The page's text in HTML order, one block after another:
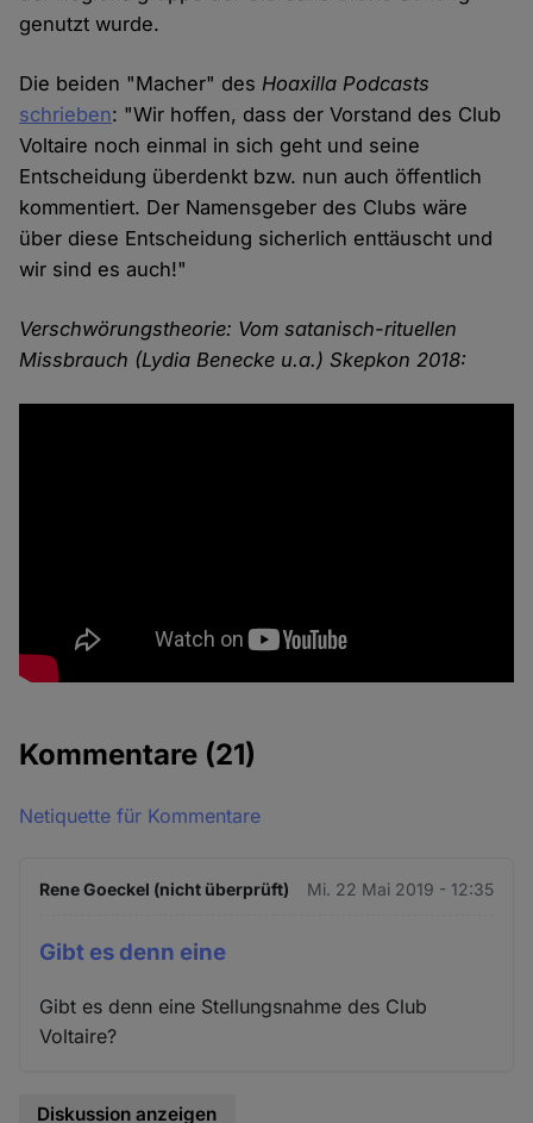
genutzt wurde.
Die beiden "Macher" desHoaxilla Podcasts
schrieben: "Wir hoffen, dass der Vorstand des Club
Voltaire noch einmal in sich geht und seine
Entscheidung überdenkt bzw. nun auch öffentlich
kommentiert. Der Namensgeber des Clubs wäre
über diese Entscheidung sicherlich enttäuscht und
wir sind es auch!"
Verschwörungstheorie: Vom satanisch-rituellen
Missbrauch (Lydia Benecke u.a.) Skepkon 2018:
Kommentare (21)
Netiquette für Kommentare
Rene Goeckel (nicht überprüft) Mi. 22 Mai 2019 - 12:35
Gibt es denn eine
Gibt es denn eine Stellungsnahme des Club
Voltaire?
Diskussion anzeigen